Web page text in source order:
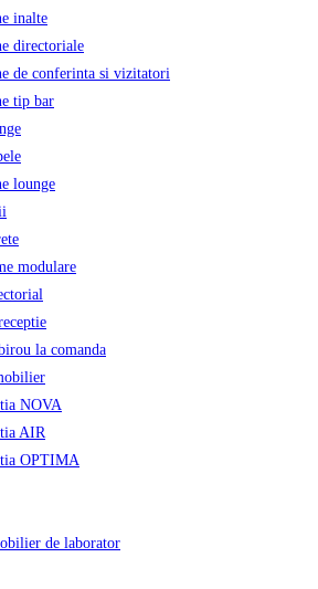
inalte
directoriale
de conferinta si vizitatori
tip bar
lounge
modulare
la comanda
NOVA
AIR
OPTIMA
de laborator